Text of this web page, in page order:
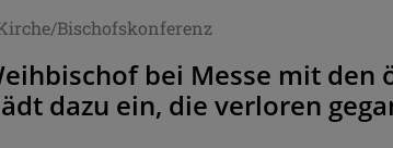
Bischofskonferenz
bei Messe mit
dazu ein, die verloren